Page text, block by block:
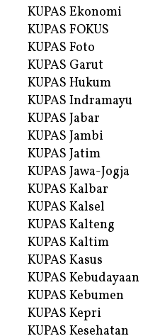
KUPAS Ekonomi
KUPAS FOKUS
KUPAS Foto
KUPAS Garut
KUPAS Hukum
KUPAS Indramayu
KUPAS Jabar
KUPAS Jambi
KUPAS Jatim
KUPAS Jawa-Jogja
KUPAS Kalbar
KUPAS Kalsel
KUPAS Kalteng
KUPAS Kaltim
KUPAS Kasus
KUPAS Kebudayaan
KUPAS Kebumen
KUPAS Kepri
KUPAS Kesehatan